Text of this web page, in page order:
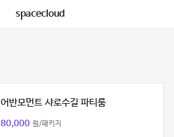
spacecloud
어반모먼트 샤로수길 파티룸
80,000 원/패키지